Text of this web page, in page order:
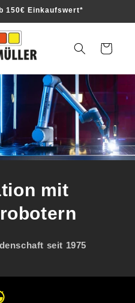
150€ Einkaufswert*
Warenkorb
mit
seit 1975